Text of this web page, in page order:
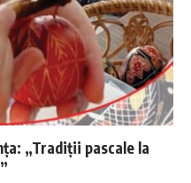
„Tradiții pascale la